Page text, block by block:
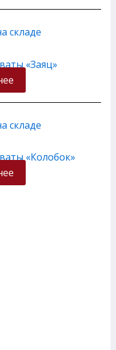
складе
«Заяц»
складе
«Колобок»